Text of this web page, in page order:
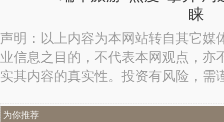
声明：以上内容为本网站转自其它媒
业信息之目的，不代表本网观点，亦
实其内容的真实性。投资有风险，需
为你推荐